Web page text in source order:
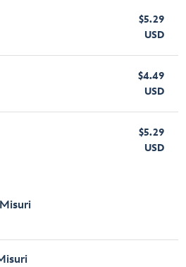
$5.29
USD
$4.49
USD
$5.29
USD